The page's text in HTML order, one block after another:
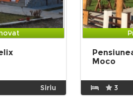
Siriu
Moco
3